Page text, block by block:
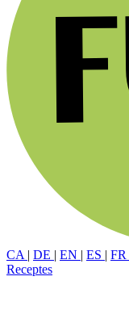
CA | DE | EN | ES | FR
Receptes